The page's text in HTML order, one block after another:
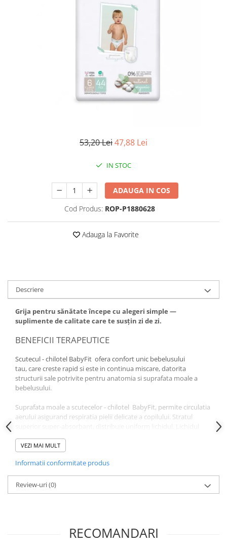
53,20 Lei47,88 Lei
IN STOC
ADAUGA IN COS
Cod Produs: ROP-P1880628
Adauga la Favorite
Descriere
Grija pentru sănătate începe cu alegeri simple —
suplimente de calitate care te susțin zi de zi.
BENEFICII TERAPEUTICE
Scutecul - chilotel BabyFit ofera confort unic bebelusului
tau, care creste rapid si este in continua miscare, datorita
structurii sale potrivite pentru anatomia si suprafata moale a
bebelusului.
Suprafata moale a scutecelor - chilotel BabyFit, permite circulatia
aerului asigurand respiratia pielii delicate a copilului. Stratul
Scutecul-chilotel este usor de imbracat, doar se trag in sus si la fel
de usor de scos prin ruperea lateralelor.
.
Fibre absorbante naturale.
VEZI MAI MULT
Informatii conformitate produs
Review-uri(0)
RECOMANDARI